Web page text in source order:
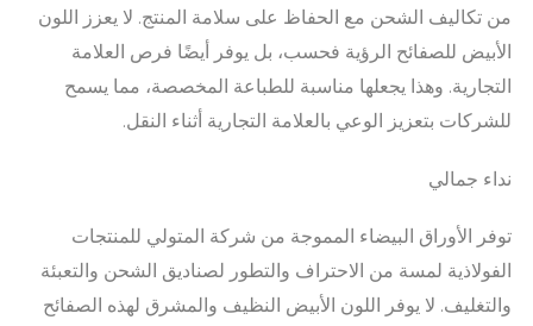
من تكاليف الشحن مع الحفاظ على سلامة المنتج. لا يعزز اللون
الأبيض للصفائح الرؤية فحسب، بل يوفر أيضًا فرص العلامة
التجارية. وهذا يجعلها مناسبة للطباعة المخصصة، مما يسمح
للشركات بتعزيز الوعي بالعلامة التجارية أثناء النقل.
نداء جمالي
توفر الأوراق البيضاء المموجة من شركة المتولي للمنتجات
الفولاذية لمسة من الاحتراف والتطور لصناديق الشحن والتعبئة
والتغليف. لا يوفر اللون الأبيض النظيف والمشرق لهذه الصفائح